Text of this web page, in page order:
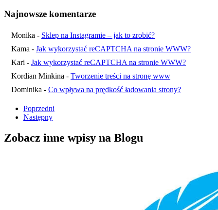
Najnowsze komentarze
Monika - Sklep na Instagramie – jak to zrobić?
Kama - Jak wykorzystać reCAPTCHA na stronie WWW?
Kari - Jak wykorzystać reCAPTCHA na stronie WWW?
Kordian Minkina - Tworzenie treści na stronę www
Dominika - Co wpływa na prędkość ładowania strony?
Poprzedni
Następny
Zobacz inne wpisy na Blogu